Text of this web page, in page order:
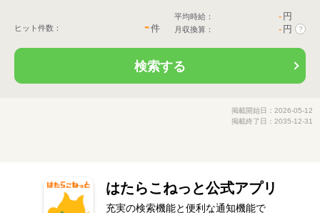
ヒット件数： -件
平均時給： - 円
月収換算： - 円 ?
検索する
掲載開始日：2026-05-12
掲載終了日：2035-12-31
はたらこねっと公式アプリ
充実の検索機能と便利な通知機能で